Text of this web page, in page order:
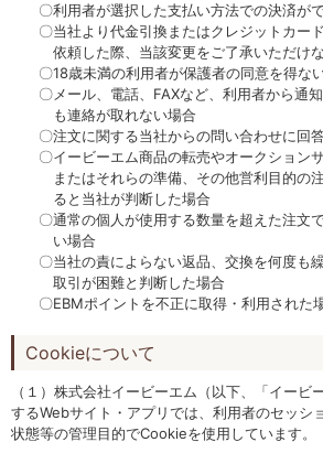
〇利用者が選択した支払い方法での決済が
〇当社より代金引換またはクレジットカー
依頼した際、当該変更をご了承いただけ
〇18歳未満の利用者が保護者の同意を得な
〇メール、電話、FAXなど、利用者から通
も連絡が取れない場合
〇注文に関する当社からの問い合わせに回
〇イービーエム商品の転売やオークション
またはそれらの準備、その他営利目的の
ると当社が判断した場合
〇通常の個人が使用する数量を超えた注文
い場合
〇当社の責によらない返品、交換を何度も
取引が困難と判断した場合
〇EBMポイントを不正に取得・利用された
Cookieについて
（１）株式会社イービーエム（以下、「イービ
するWebサイト・アプリでは、利用者のセッシ
状態等の管理目的でCookieを使用しています。